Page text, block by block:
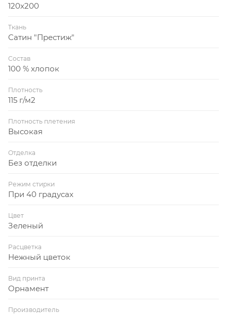
120x200
Ткань
Сатин "Престиж"
Состав
100 % хлопок
Плотность
115 г/м2
Плотность плетения
Высокая
Отделка
Без отделки
Режим стирки
При 40 градусах
Цвет
Зеленый
Расцветка
Нежный цветок
Вид принта
Орнамент
Производитель